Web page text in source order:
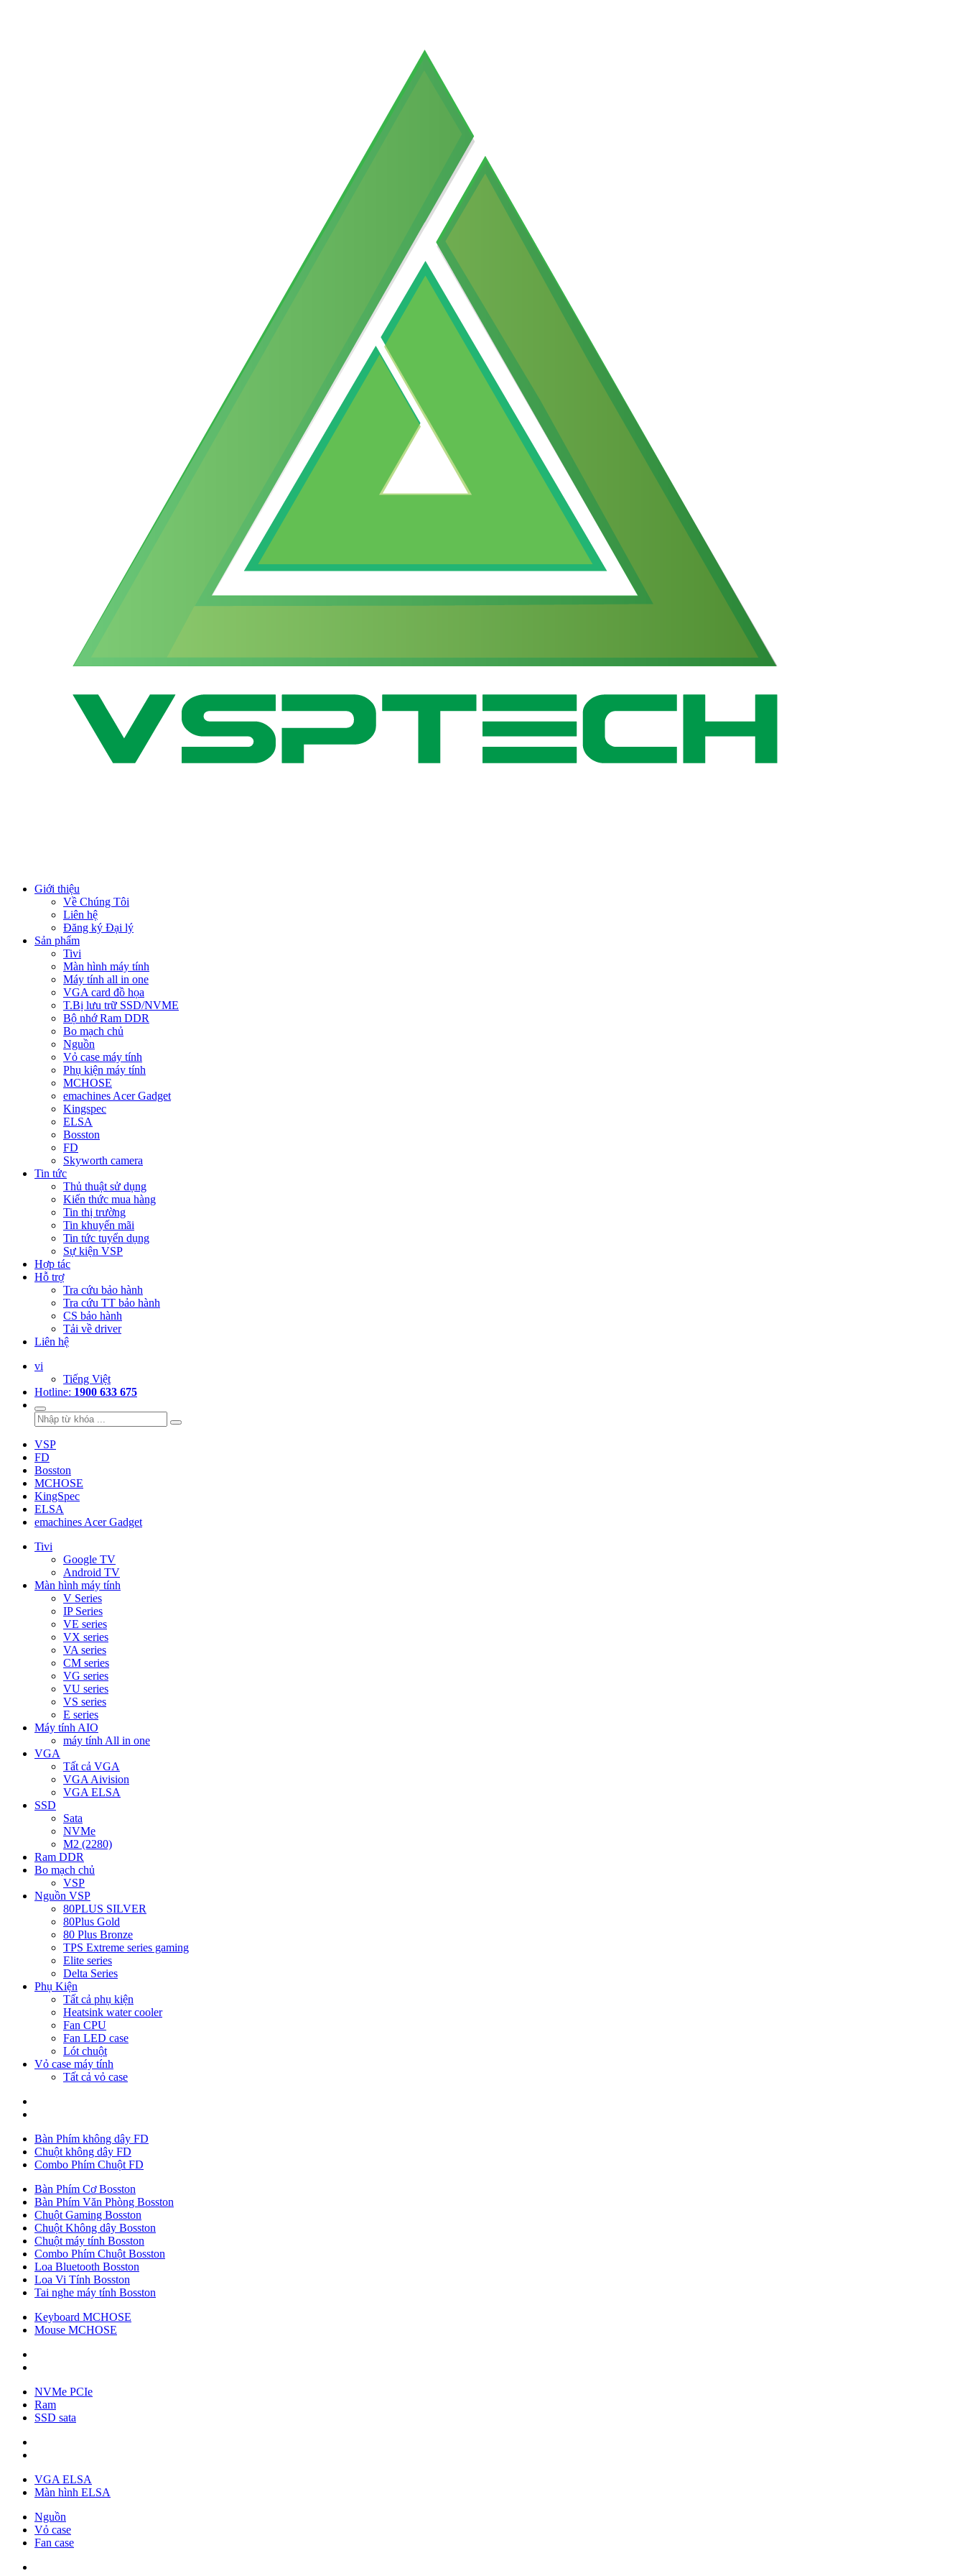
Giới thiệu
Về Chúng Tôi
Liên hệ
Đăng ký Đại lý
Sản phẩm
Tivi
Màn hình máy tính
Máy tính all in one
VGA card đồ họa
T.Bị lưu trữ SSD/NVME
Bộ nhớ Ram DDR
Bo mạch chủ
Nguồn
Vỏ case máy tính
Phụ kiện máy tính
MCHOSE
emachines Acer Gadget
Kingspec
ELSA
Bosston
FD
Skyworth camera
Tin tức
Thủ thuật sử dụng
Kiến thức mua hàng
Tin thị trường
Tin khuyến mãi
Tin tức tuyển dụng
Sự kiện VSP
Hợp tác
Hỗ trợ
Tra cứu bảo hành
Tra cứu TT bảo hành
CS bảo hành
Tải về driver
Liên hệ
vi
Tiếng Việt
Hotline: 1900 633 675
VSP
FD
Bosston
MCHOSE
KingSpec
ELSA
emachines Acer Gadget
Tivi
Google TV
Android TV
Màn hình máy tính
V Series
IP Series
VE series
VX series
VA series
CM series
VG series
VU series
VS series
E series
Máy tính AIO
máy tính All in one
VGA
Tất cả VGA
VGA Aivision
VGA ELSA
SSD
Sata
NVMe
M2 (2280)
Ram DDR
Bo mạch chủ
VSP
Nguồn VSP
80PLUS SILVER
80Plus Gold
80 Plus Bronze
TPS Extreme series gaming
Elite series
Delta Series
Phụ Kiện
Tất cả phụ kiện
Heatsink water cooler
Fan CPU
Fan LED case
Lót chuột
Vỏ case máy tính
Tất cả vỏ case
Bàn Phím không dây FD
Chuột không dây FD
Combo Phím Chuột FD
Bàn Phím Cơ Bosston
Bàn Phím Văn Phòng Bosston
Chuột Gaming Bosston
Chuột Không dây Bosston
Chuột máy tính Bosston
Combo Phím Chuột Bosston
Loa Bluetooth Bosston
Loa Vi Tính Bosston
Tai nghe máy tính Bosston
Keyboard MCHOSE
Mouse MCHOSE
NVMe PCIe
Ram
SSD sata
VGA ELSA
Màn hình ELSA
Nguồn
Vỏ case
Fan case